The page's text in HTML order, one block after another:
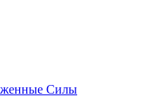
Силы